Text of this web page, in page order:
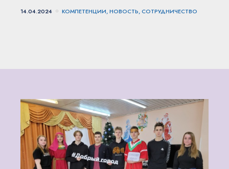
14.04.2024 КОМПЕТЕНЦИИ, НОВОСТЬ, СОТРУДНИЧЕСТВО